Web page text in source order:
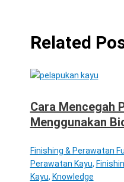
Related
Cara Mencegah
Menggunakan
Finishing & Perawatan
Perawatan Kayu,
Kayu, Knowledge